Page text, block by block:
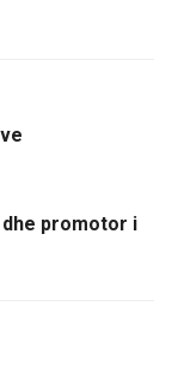
dhe promotor i